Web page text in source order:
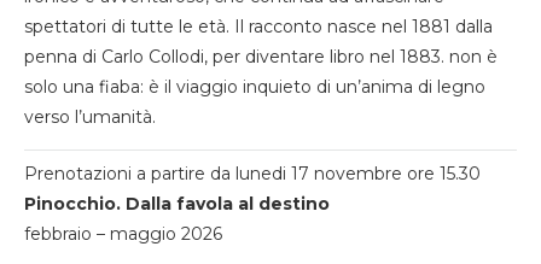
spettatori di tutte le età. Il racconto nasce nel 1881 dalla
penna di Carlo Collodi, per diventare libro nel 1883. non è
solo una fiaba: è il viaggio inquieto di un’anima di legno
verso l’umanità.
Prenotazioni a partire da lunedi 17 novembre ore 15.30
Pinocchio. Dalla favola al destino
febbraio – maggio 2026